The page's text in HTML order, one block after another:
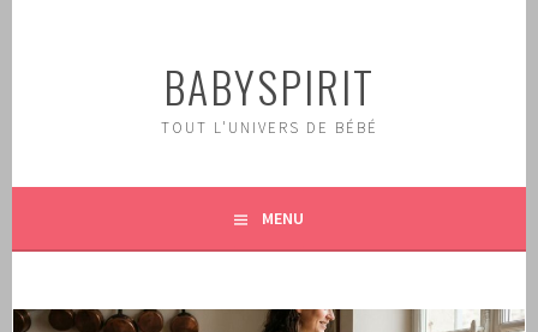
BABYSPIRIT
TOUT L'UNIVERS DE BÉBÉ
MENU